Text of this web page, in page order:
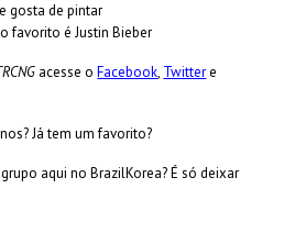
gosta de pintar
favorito é Justin Bieber
acesse oFacebook, Twittere
Já tem um favorito?
aqui no BrazilKorea? É só deixar